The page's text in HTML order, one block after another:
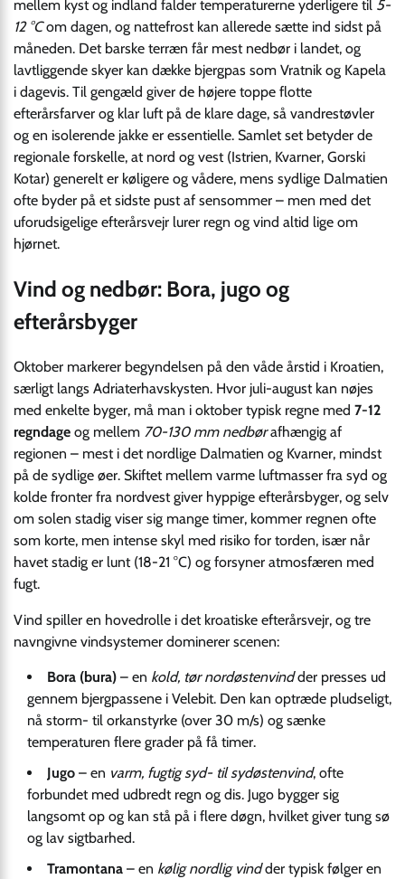
mellem kyst og indland falder temperaturerne yderligere til 5-
12 °Com dagen, og nattefrost kan allerede sætte ind sidst på
måneden. Det barske terræn får mest nedbør i landet, og
lavtliggende skyer kan dække bjergpas som Vratnik og Kapela
i dagevis. Til gengæld giver de højere toppe flotte
efterårsfarver og klar luft på de klare dage, så vandrestøvler
og en isolerende jakke er essentielle. Samlet set betyder de
regionale forskelle, at nord og vest (Istrien, Kvarner, Gorski
Kotar) generelt er køligere og vådere, mens sydlige Dalmatien
ofte byder på et sidste pust af sensommer – men med det
uforudsigelige efterårsvejr lurer regn og vind altid lige om
hjørnet.
Vind og nedbør: Bora, jugo og
efterårsbyger
Oktober markerer begyndelsen på den våde årstid i Kroatien,
særligt langs Adriaterhavskysten. Hvor juli-august kan nøjes
med enkelte byger, må man i oktober typisk regne med 7-12
regndage og mellem 70-130 mm nedbørafhængig af
regionen – mest i det nordlige Dalmatien og Kvarner, mindst
på de sydlige øer. Skiftet mellem varme luftmasser fra syd og
kolde fronter fra nordvest giver hyppige efterårsbyger, og selv
om solen stadig viser sig mange timer, kommer regnen ofte
som korte, men intense skyl med risiko for torden, især når
havet stadig er lunt (18-21 °C) og forsyner atmosfæren med
fugt.
Vind spiller en hovedrolle i det kroatiske efterårsvejr, og tre
navngivne vindsystemer dominerer scenen:
Bora (bura) – en kold, tør nordøstenvindder presses ud
gennem bjergpassene i Velebit. Den kan optræde pludseligt,
nå storm- til orkanstyrke (over 30 m/s) og sænke
temperaturen flere grader på få timer.
Jugo – en varm, fugtig syd- til sydøstenvind, ofte
forbundet med udbredt regn og dis. Jugo bygger sig
langsomt op og kan stå på i flere døgn, hvilket giver tung sø
og lav sigtbarhed.
Tramontana – en kølig nordlig vindder typisk følger en